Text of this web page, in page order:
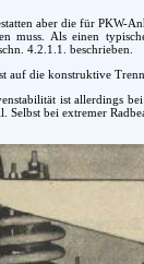
aber die für PKW-
muss. Als einen
4.2.1.1. beschrieben.
auf die konstruktive
ist allerdings
Selbst bei extremer